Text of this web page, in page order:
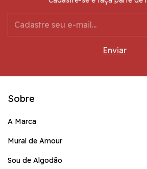
Sobre
A Marca
Mural de Amour
Sou de Algodão